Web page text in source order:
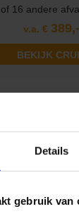
Details
gebruik van
of 16 andere
v.a. € 389,-
BEKIJK
Zee
en Frankrijk